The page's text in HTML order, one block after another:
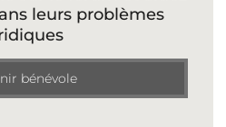
leurs problèmes
bénévole